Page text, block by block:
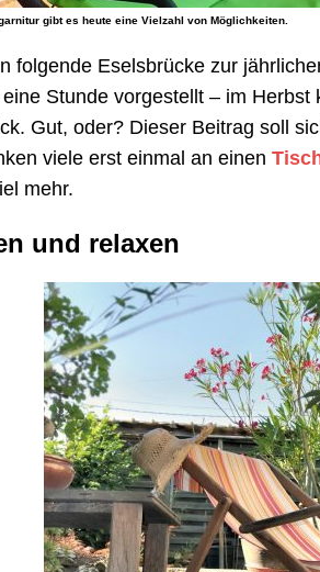
gibt es heute eine Vielzahl von Möglichkeiten.
folgende Eselsbrücke zur
Stunde vorgestellt – im
Gut, oder? Dieser Beitrag soll
viele erst einmal an einen
mehr.
und relaxen